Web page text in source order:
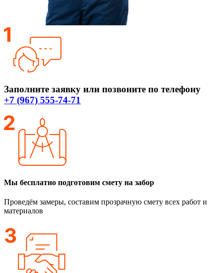
Заполните заявку или позвоните по телефону
+7 (967) 555-74-71
Мы бесплатно подготовим смету на забор
Проведём замеры, составим прозрачную смету всех работ и
материалов